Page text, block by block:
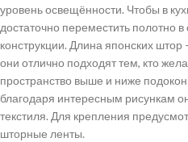
уровень освещённости. Чтобы в
достаточно переместить полотно
конструкции. Длина японских
они отлично подходят тем, кто
пространство выше и ниже
благодаря интересным рисункам
текстиля. Для крепления
шторные ленты.